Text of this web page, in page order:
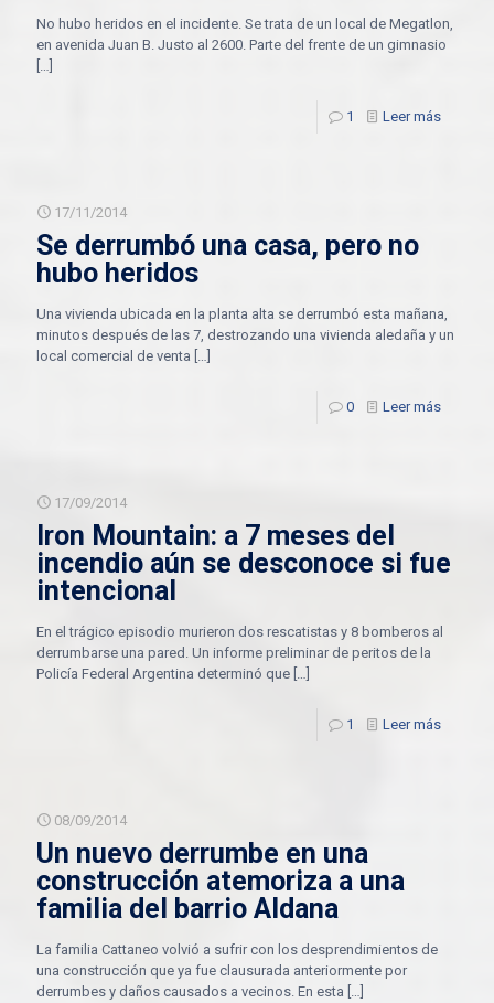
No hubo heridos en el incidente. Se trata de un local de Megatlon,
en avenida Juan B. Justo al 2600. Parte del frente de un gimnasio
[…]
1 Leer más
17/11/2014
Se derrumbó una casa, pero no
hubo heridos
Una vivienda ubicada en la planta alta se derrumbó esta mañana,
minutos después de las 7, destrozando una vivienda aledaña y un
local comercial de venta […]
0 Leer más
17/09/2014
Iron Mountain: a 7 meses del
incendio aún se desconoce si fue
intencional
En el trágico episodio murieron dos rescatistas y 8 bomberos al
derrumbarse una pared. Un informe preliminar de peritos de la
Policía Federal Argentina determinó que […]
1 Leer más
08/09/2014
Un nuevo derrumbe en una
construcción atemoriza a una
familia del barrio Aldana
La familia Cattaneo volvió a sufrir con los desprendimientos de
una construcción que ya fue clausurada anteriormente por
derrumbes y daños causados a vecinos. En esta […]